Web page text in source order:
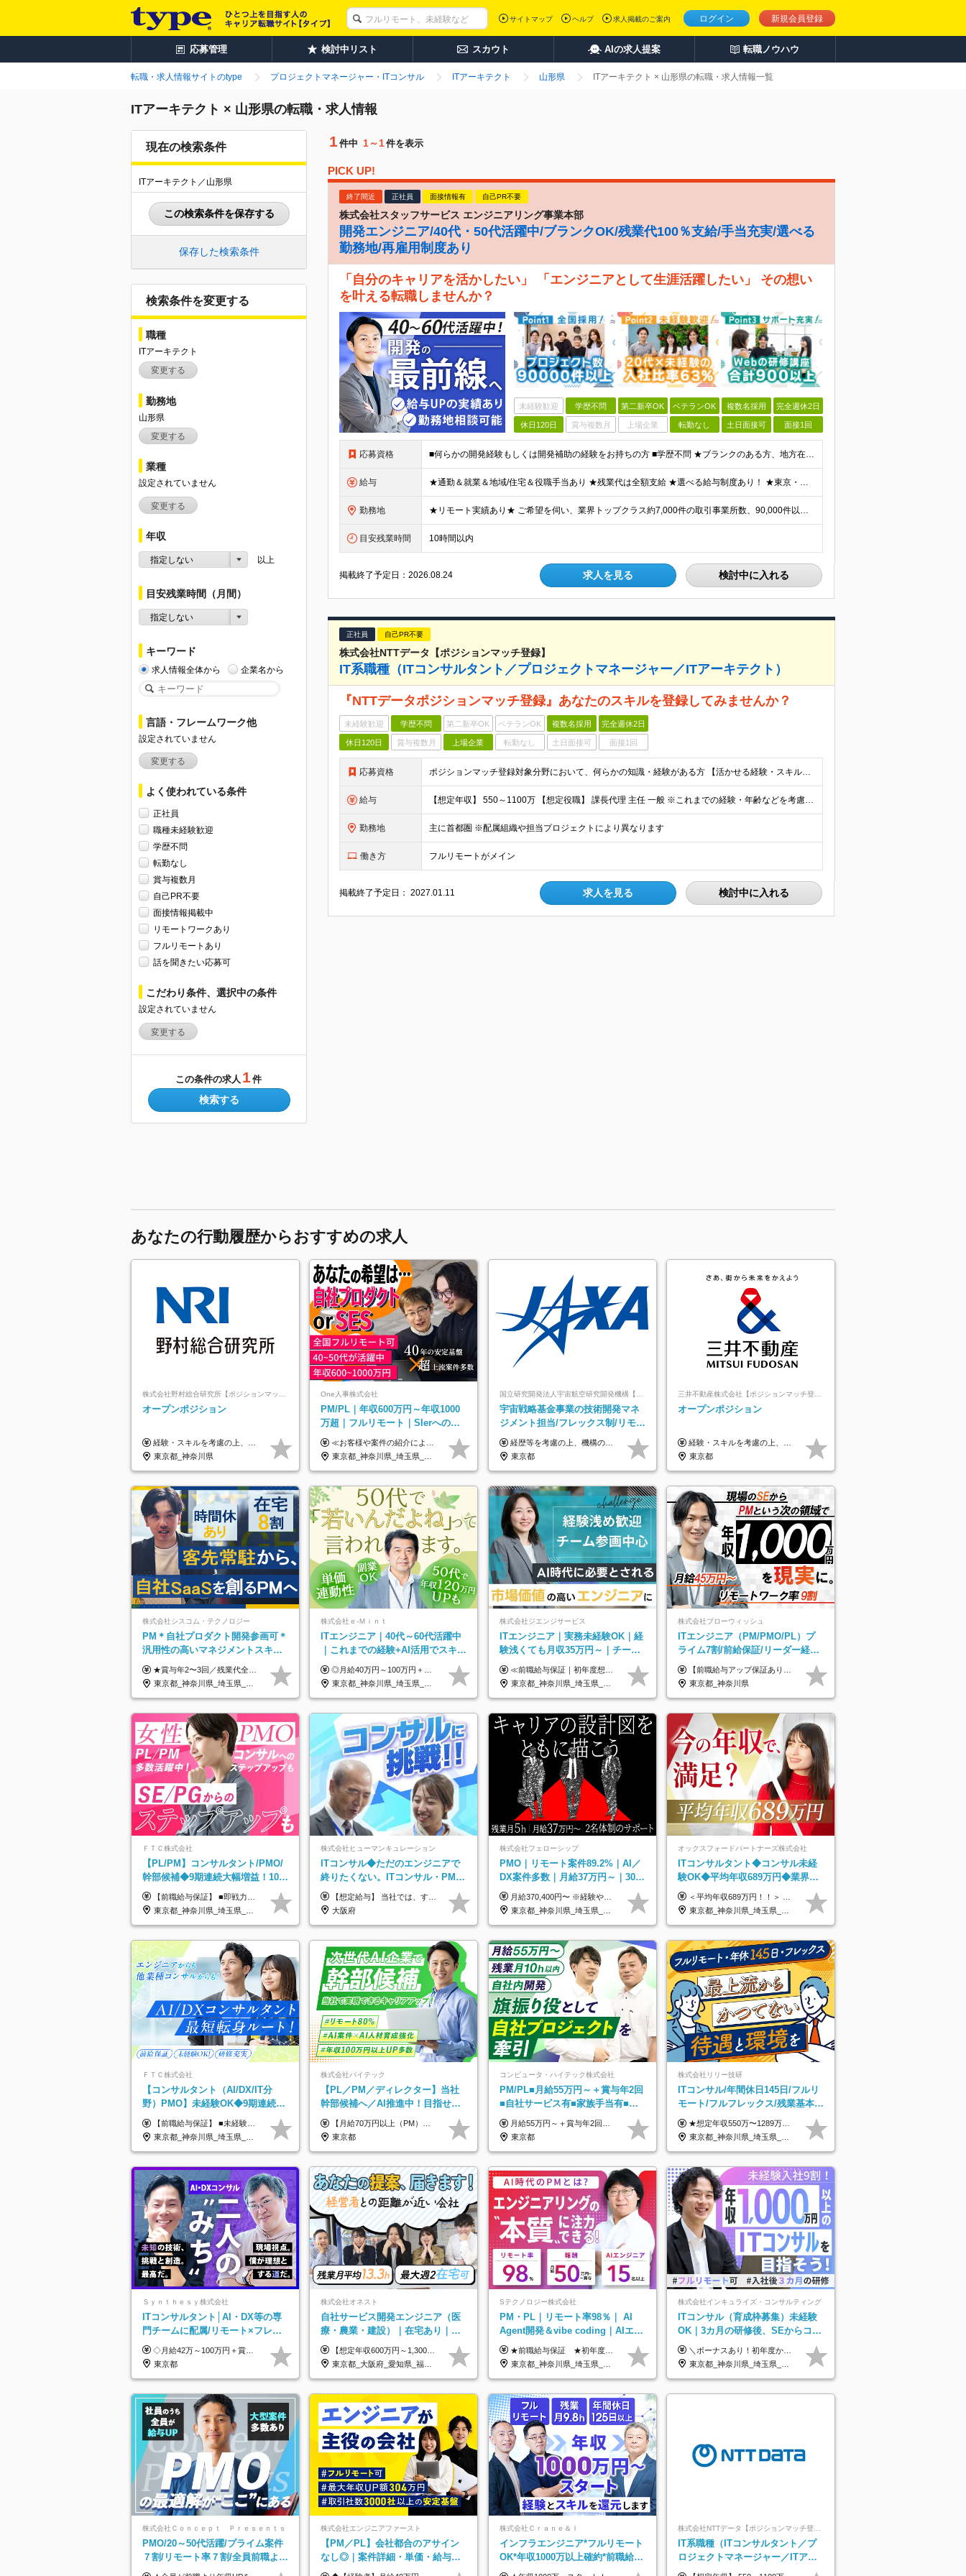
ログイン 新規会員登録
サイトマップ ヘルプ 求人掲載のご案内
応募管理 検討中リスト スカウト AIの求人提案 転職ノウハウ
転職・求人情報サイトのtype プロジェクトマネージャー・ITコンサル ITアーキテクト 山形県 ITアーキテクト × 山形県の転職・求人情報一覧
ITアーキテクト × 山形県の転職・求人情報
現在の検索条件
ITアーキテクト／山形県
この検索条件を保存する
保存した検索条件
検索条件を変更する
職種
ITアーキテクト
変更する
勤務地
山形県
変更する
業種
設定されていません
変更する
年収
指定しない 以上
目安残業時間（月間）
指定しない
キーワード
求人情報全体から 企業名から
言語・フレームワーク他
設定されていません
変更する
よく使われている条件
正社員
職種未経験歓迎
学歴不問
転勤なし
賞与複数月
自己PR不要
面接情報掲載中
リモートワークあり
フルリモートあり
話を聞きたい応募可
こだわり条件、選択中の条件
設定されていません
変更する
この条件の求人 1 件
検索する
1 件中 1～1件を表示
PICK UP!
終了間近 正社員 面接情報有 自己PR不要
株式会社スタッフサービス エンジニアリング事業本部
開発エンジニア/40代・50代活躍中/ブランクOK/残業代100％支給/手当充実/選べる
勤務地/再雇用制度あり
「自分のキャリアを活かしたい」 「エンジニアとして生涯活躍したい」 その想い
を叶える転職しませんか？
未経験歓迎 学歴不問 第二新卒OK ベテランOK 複数名採用 完全週休2日
休日120日 賞与複数月 上場企業 転勤なし 土日面接可 面接1回
応募資格 ■何らかの開発経験もしくは開発補助の経験をお持ちの方 ■学歴不問 ★ブランクのある方、地方在住の方も大歓迎です！
給与 ★通勤＆就業＆地域/住宅＆役職手当あり ★残業代は全額支給 ★選べる給与制度あり！ ★東京・神奈川・千葉・埼玉勤務の場合 月給23.5万円～55万円＋諸手当 （残業代は全額支給） (20,000円の
勤務地 ★リモート実績あり★ ご希望を伺い、業界トップクラス約7,000件の取引事業所数、90,000件以上のプロジェクトから検討をいたします。 全国の取引先での就業となります（沖縄を除く） ※勤務地
目安残業時間 10時間以内
掲載終了予定日：2026.08.24 求人を見る 検討中に入れる
正社員 自己PR不要
株式会社NTTデータ【ポジションマッチ登録】
IT系職種（ITコンサルタント／プロジェクトマネージャー／ITアーキテクト）
『NTTデータポジションマッチ登録』あなたのスキルを登録してみませんか？
未経験歓迎 学歴不問 第二新卒OK ベテランOK 複数名採用 完全週休2日
休日120日 賞与複数月 上場企業 転勤なし 土日面接可 面接1回
応募資格 ポジションマッチ登録対象分野において、何らかの知識・経験がある方 【活かせる経験・スキル】 下記いずれかの領域における何かしらの経験／スキル ・ITコンサルタント ・プロジェクトマネージャー ・I
給与 【想定年収】 550～1100万 【想定役職】 課長代理 主任 一般 ※これまでの経験・年齢などを考慮し、当社給与規則に基づき決定します。 ※残業手当 一般社員（定型勤務・フレックスタイム制）の
勤務地 主に首都圏 ※配属組織や担当プロジェクトにより異なります
働き方 フルリモートがメイン
掲載終了予定日：2027.01.11 求人を見る 検討中に入れる
あなたの行動履歴からおすすめの求人
株式会社野村総合研究所【ポジションマッチ登録】
オープンポジション
経験・スキルを考慮の上、決定します。
東京都_神奈川県
One人事株式会社
PM/PL｜年収600万円～年収1000
万超｜フルリモート｜SIerへの変
革期をリード＆自社サービス
≪お客様や案件の紹介によりインセンティブを支給！≫ 月給40万円以上＋賞与年2回＋インセンティブ ◎経験やスキルを考慮の上、優遇します ◎上記月給は固定残業代月45時間分(月額9万1040円以上)を含みます。超過した場合は全額追加支給します ◎試用期間3カ月あり(給与や福利厚生等は同じです) ＜年収例＞ 36歳／PL（元SE）／580万円 / 官公庁向けWebシステム開発 ※メンバーから2年でPLへ昇格 41歳／SL／616万円 / メーカー向けWebサイト開発 46歳／PL／742万円 / 金融情報連携システム開発 52歳 / PM / 952万円 / 信販システムの再構築 55歳 / PM / 910万円 / 製造業向け基盤構築開発
東京都_神奈川県_埼玉県_千葉県_大阪府_愛知県_北海道_青森県_岩手県_宮城県_秋田県_山形県_福島県_茨城県_栃木県_群馬県_新潟県_山梨県_長野県_富山県_石川県_福井県_静岡県_岐阜県_三重県_兵庫県_京都府_滋賀県_奈良県_和歌山県_広島県_岡山県_鳥取県_島根県_山口県_徳島県_香川県_愛媛県_高知県_福岡県_熊本県_佐賀県_長崎県_大分県_宮崎県_鹿児島県_沖縄県
国立研究開発法人宇宙航空研究開発機構【JAXA】
宇宙戦略基金事業の技術開発マネ
ジメント担当/フレックス制/リモー
ト活用/異業種出身者歓迎/国家プロ
ジェクト
経歴等を考慮の上、機構の規定により決定します。 ＜大学卒業後、正規社員として民間企業に3年勤務した場合＞ ・月給30万円以上 ・年収470万円以上 年収概算を試算する場合は以下をご確認ください。 https://www.jaxa.jp/about/employ/trial_j.html ■昇給年1回、賞与年2回 ■諸手当（住居手当、通勤手当他） ■退職金制度あり ※年収470万円～ ※超過勤務分は別途支給します。 ※6ヶ月の試用期間あり。その間の待遇・給与に差異はありません。
東京都
三井不動産株式会社【ポジションマッチ登録】
オープンポジション
経験・スキルを考慮の上、決定します。 ▼参考情報 ----------------------- ＜想定年収850万円～1,500万円（基礎給与・賞与2回含む）＞ 月給42万円～ ※時間外勤務手当・諸手当等別途 ※試用期間3ヶ月 ※残業手当有り
東京都
株式会社シスコム・テクノロジー
PM＊自社プロダクト開発参画可＊
汎用性の高いマネジメントスキル
＊年収1000万以上可
★賞与年2〜3回／残業代全額支給／子ども手当（月1万円）／誕生日手当（年1回1万円）★ ＜初年度の想定年収:600万円～800万円＞ 月給50万7000円～70万4000円＋賞与年2回＋決算賞与 ※経験・能力を考慮のうえ決定します。 ※専門性を高めながらチームを牽引する「プロジェクト推進力」を高く評価し、給与へダイレクトに反映します。 ※試用期間6ヶ月（待遇変動なし） 年収800万円以上も⽬指せます。 経験・スキル・前職給与を最大限に考慮し、 ご納得いただける条件を提示します。 【賞与】 年2〜3回支給（7月・12月＋業績により決算賞与） 当社では、目の前の案件による固定報酬だけが評価の全てではありません。 メンバー育成、現場でのポジション拡大、 ナレッジの共有、そして組織づくりへの参画など、 「会社への貢献度（ビジネスプロセス）」 を昇給・賞与へダイレクトに反映しています。 専門性を高める「技術」と、チームを前進させる「プロジェクト推進」。 この両輪を回すことで、確かなスキル成長と年収アップを同時に実現できる環境です。
東京都_神奈川県_埼玉県_千葉県
株式会社ｅ‐Ｍｉｎｔ
ITエンジニア｜40代～60代活躍中
｜これまでの経験+AI活用でスキル
アップを支援｜残業月10h｜副業
OK
◎月給40万円～100万円＋インセンティブ＋各種手当 ・年収120万〜300万円UPの実績も！ ・平均年収UP率は1.1～1.3倍 ・案件単価100%公開 × 単価連動の給与制度 ・能力等を考慮の上、決定いたします ※試用期間6ヵ月あり（待遇の変更はありません） ※固定残業代（月20～30時間・3万円～8万円）を含みます 《具体的には...》 ・案件単価65万円⇒年収約500万円 ・案件単価80万円⇒年収約600万円 ・案件単価120万円⇒年収約900万円 ＼ AIで生産性5倍になり給与UP ／ ◇案件単価100%公開 × 単価連動の給与制度 ◇年収120万〜300万UPの実績あり 「単価が上がれば、その分しっかり報われる」 そんなシンプルで納得できる評価制度です。 ⚫️年収300万円アップの実績も 参画する案件の単価を全て公開。 給与は単価に連動しているため納得感持って働くことが可能です。 過去には転職しただけで300万円以上アップした方もいます。 現場でAIを活用して成果を出して単価アップにつながったケースが多数！ ・AIツール利用料金全額負担 ・資格取得補助 ・月給保証制度 ・各種手当
東京都_神奈川県_埼玉県_千葉県_大阪府_愛知県_北海道_青森県_岩手県_宮城県_秋田県_山形県_福島県_茨城県_栃木県_群馬県_新潟県_山梨県_長野県_富山県_石川県_福井県_静岡県_岐阜県_三重県_兵庫県_京都府_滋賀県_奈良県_和歌山県_広島県_岡山県_鳥取県_島根県_山口県_徳島県_香川県_愛媛県_高知県_福岡県_熊本県_佐賀県_長崎県_大分県_宮崎県_鹿児島県_沖縄県
株式会社ジエンジサービス
ITエンジニア｜実務未経験OK｜経
験浅くても月収35万円～｜チーム
参画中心｜フルリモート可｜自社
サービスあり
≪前職給与保証｜初年度想定年収420万円～≫ 月給35万円以上＋決算賞与＋交通費 ※スキル・経験を考慮の上、優遇します ※上記月給には固定残業代月20時間分(4万5000円以上)を含みます。超過した場合は、その分追加支給します ※試用期間3～6ヵ月は固定残業代なし(雇用形態やその他待遇・福利厚生は同じです) ＝＝＝＝＝＝＝＝＝＝＝ ▼実力と成長にこだわった評価制度▼ 年2回の評価で昇給・昇格が決まります。 評価は、就業先のお客様からの評価をベースに、目標達成状況やプロジェクトでの役割・貢献度などを総合的に判断して決定します。 日々の働きぶりを実際に見ているお客様の声を反映することで、より公平で納得感のある評価を実現しています。 また、評価後は面談を通じてフィードバックを行い、今後の成長やキャリアについて一緒に考えていきます。 ▼成長につながる目標設定▼ 半期ごとに、具体的な行動ベースの目標を設定し、その達成度や取り組みのプロセスを評価に反映します。 目標は、お客様からのフィードバックや現場での課題をもとに設定するため、「今何を伸ばすべきか」が明確になります。 また、上司との面談を通じて振り返りと次の目標設定を行い、継続的なスキルアップと市場価値の向上を支援しています。
東京都_神奈川県_埼玉県_千葉県_大阪府_愛知県_北海道_青森県_岩手県_宮城県_秋田県_山形県_福島県_茨城県_栃木県_群馬県_新潟県_山梨県_長野県_富山県_石川県_福井県_静岡県_岐阜県_三重県_兵庫県_京都府_滋賀県_奈良県_和歌山県_広島県_岡山県_鳥取県_島根県_山口県_徳島県_香川県_愛媛県_高知県_福岡県_熊本県_佐賀県_長崎県_大分県_宮崎県_鹿児島県_沖縄県
株式会社ブローウィッシュ
ITエンジニア（PM/PMO/PL）プ
ライム7割/前給保証/リーダー経験
不問/30、40代活躍中/リモート9割
【前職給与アップ保証あり！ゆくゆくは年収800万以上も可能】 月給45万円～＋インセンティブ ※経験や適性を考慮の上、相談し決定します ※上記には固定残業代（20時間分/4万円～）が含まれます ※20時間を超過した場合は別途全額支給します ※試用期間（3ヶ月間）あり。給与・待遇に差異はございません それはより高度な案件にアサイン＆ 還元率が平均より高めのため、 これまでの給与から大幅にアップする人もいます。
東京都_神奈川県
ＦＴＣ株式会社
【PL/PM】コンサルタント/PMO/
幹部候補◆9期連続大幅増益！10期
目の成長＋安定性【前給保証】
【前職給与保証】 ■即戦力（経験目安5年以上）： 月給45万円～80万円 ■経験者（経験目安3年以上）： 月給40万円～60万円 ■ローキャリア（経験目安1年程度）： 月給35万円～40万円 ■未経験者： 月給30万円～35万円 ※上記金額には固定残業代30時間分 【未経験者5万5000円～7万3000円、 ローキャリア6万4000円～7万3000円、 経験者5万8000円～10万9000円、 即戦力8万2000円～14万5000円】を含みます。 ※30時間を超える場合は追加で全額支給します。 ※経験・能力・前職給与などを総合的に評価したうえでご納得いただけるよう個別決定。 未経験者の場合、前職給与とポテンシャルを査定のうえ決定いたします。 ※日本国内でのIT業界経験、または同等の実務経験と能力に応じて決定します。 ※前職給与は日本円かつ、日本国内での実績に基づき評価します。 【納得の評価システム】 ★クォーター毎に査定する評価制度導入！ 明確な評価基準で翌年度年収を上げましょう！ ★評価対象期間に在籍中のほとんどの社員が昇給し 年収アップを実現しています！ ★様々なインセンティブ制度を用意し多角的に正当評価しています！ ※試用期間6カ月（期間中の待遇等に差異なし）
東京都_神奈川県_埼玉県_千葉県
株式会社ヒューマンキュレーション
ITコンサル◆ただのエンジニアで
終りたくない。ITコンサル・PMに
挑戦出来る！成長中の次世代IT企
業
【想定給与】 当社では、すべてのプロジェクトで受注単価を完全開示。 給与はその単価に連動し、還元率は80％以上を保証しています。 経験・スキル・貢献度に応じて報酬を正当に評価し、前職年収の保証も行っています。 ■正社員 月給35万円以上＋賞与年2回（みなし残業20h分含む） ◇試用期間は3ヶ月（期間中の待遇に変更なし） ◇みなし残業は案件先によって異なります。詳細は面談にてご説明致します。 ※経験・スキルを考慮し優遇 年収例： ・29歳女性／年収700万円（開発→上流転向） ・38歳男性／年収1,100万円（PMO・マネジメント） ・47歳男性／年収1,300万円（ITコンサル・高裁量案件）
大阪府
株式会社フェローシップ
PMO｜リモート案件89.2%｜AI／
DX案件多数｜月給37万円～｜300
万円の年収UP事例有｜PMO経験
不問
月給370,400円〜 ※経験やスキルを考慮し、決定いたします ※上記金額には固定残業代（30時間分/70,400円～）を含みます。超過分は別途全額支給いたします ※試用期間6カ月あり（期間中の給与・待遇に差異はありません） ★想定年収4,444,800円～ ★50万円～300万円の年収UP事例があります！
東京都_神奈川県_埼玉県_千葉県
オックスフォードパートナーズ株式会社
ITコンサルタント◆コンサル未経
験OK◆平均年収689万円◆業界屈
指の営業力でサポート◆フルリモ
ート可
＜平均年収689万円！！＞ ☆前給保証以上☆案件待機期間も給与保証あり☆ 月給40万円～150万円（固定残業代含む） ※経験や能力を考慮し決定します ※試用期間6ヶ月あり。条件や待遇に差異はありません ※上記には固定残業代（30時間分／7万6000円～）が含まれています。 ※超過分は時間外手当を別途支給。 【実際の給与例】 野原さん（35歳）※前職年収480万円 （Java／C#エンジニア ⇒ 業務系システム開発 ⇒ 要件定義・業務分析 ⇒ ITコンサル案件へ参画） ▼620万円（入社初年度） ・Web系業務システム開発（Java、C#） ・ 顧客折衝や開発チームとの調整 ・ 既存システムの改修・機能追加案件に従事 ▼780万円（入社2年目） ・ 金融機関向け業務系システムの要件定義・設計補助 ・ 開発チームと連携した業務分析・課題整理 ・小規模PMO支援案件への参画 ▼1,090万円（入社3年目） ・ 大手企業向けIT戦略・業務改革プロジェクトに参画 ・コンサルタントとして要件定義・業務改善提案・ベンダー調整を担当 ・ PMO／部分的PM業務も兼務し、上流工程での裁量を拡大
東京都_神奈川県_埼玉県_千葉県_大阪府_愛知県_北海道_青森県_岩手県_宮城県_秋田県_山形県_福島県_茨城県_栃木県_群馬県_新潟県_山梨県_長野県_富山県_石川県_福井県_静岡県_岐阜県_三重県_兵庫県_京都府_滋賀県_奈良県_和歌山県_広島県_岡山県_鳥取県_島根県_山口県_徳島県_香川県_愛媛県_高知県_福岡県_熊本県_佐賀県_長崎県_大分県_宮崎県_鹿児島県_沖縄県
ＦＴＣ株式会社
【コンサルタント（AI/DX/IT分
野）PMO】未経験OK◆9期連続大
幅増益！AI企業へ進化中◆ポジシ
ョン多数
【前職給与保証】 ■未経験者： 月給30万円～35万円 ■ローキャリア（経験目安1年程度）： 月給35万円～40万円 ■経験者（経験目安3年以上）： 月給40万円～60万円 ■即戦力（経験目安5年以上）： 月給45万円～80万円 ※上記金額には固定残業代30時間分 【未経験者5万5000円～7万3000円、 ローキャリア6万4000円～7万3000円、 経験者5万8000円～10万9000円、 即戦力8万2000円～14万5000円】を含みます。 ※30時間を超える場合は追加で全額支給します。 ※経験・能力・前職給与などを総合的に評価したうえでご納得いただけるよう個別決定。 未経験者の場合、前職給与とポテンシャルを査定のうえ決定いたします。 ※日本国内でのIT業界経験、または同等の実務経験と能力に応じて決定します。 ※前職給与は日本円かつ、日本国内での実績に基づき評価します。 【納得の評価システム】 ★クォーター毎に査定する評価制度導入！ 明確な評価基準で翌年度年収を上げましょう！ ★評価対象期間に在籍中のほとんどの社員が昇給し 年収アップを実現しています！ ★様々なインセンティブ制度を用意し多角的に正当評価しています！ ※試用期間6カ月（期間中の待遇等に差異なし）
東京都_神奈川県_埼玉県_千葉県
株式会社バイテック
【PL／PM／ディレクター】当社
幹部候補へ／AI推進中！目指せる
AI人材／年収800万円以上可／リモ
ート80％
【月給70万円以上（PM）／想定年収840万円以上】 ★詳しくは下記をご参照ください！ ■SE/PL/テスト計画以降などの上流フェーズ 月給53万円以上 ※想定年収636万円以上 ■PM/ディレクター（管理職・幹部候補） 月給70万円以上 ※想定年収840万円以上 ※単価の変動により給与も随時更新（完全単価連動型） ※育成枠については個人の経験・能力を考慮し決定 ※超過勤務については別途残業手当を支給 【固定残業代について】 なし（残業代は、実際の労働時間に応じて別途全額支給）
東京都
コンピュータ・ハイテック株式会社
PM/PL■月給55万円～＋賞与年2回
■自社サービス有■家族手当有■残
業月10h
月給55万円～＋賞与年2回＋決算賞与＋残業代全額支給＋各手当 ※月給の金額は経験やスキルを考慮して、決定します ※残業代は別途全額支給します ※試用期間6ヶ月（期間中の給与・待遇に差異はありません） ★7期連続決算賞与支給中！
東京都
株式会社リリー技研
ITコンサル/年間休日145日/フルリ
モート/フルフレックス/残業基本な
し/全国からの応募OK/特別休暇あ
り
★想定年収550万〜1289万円 ■契約社員 月給45.8万〜71.6万円 ★想定年収688万〜1611万円 ■正社員 月給57.3万〜89.5万円 ※給与は経験・スキルを考慮の上、決定します。 ※試用期間3ヶ月（その間の給与・待遇に差異はありません）期間は短縮の可能性あり ※残業代は別途全額支給します 【★評価について★】 弊社では、1〜7の7段階からなる等級制を導入しています。 【★昇給の仕組み★】 等級が1段階上がるごとに、基本給の25％に相当する額が昇給されます。 評価は年2回実施されるため、年に2回の昇給チャンスがあります。 頑張りが正当に評価される、透明性の高い制度です。
東京都_神奈川県_埼玉県_千葉県_大阪府_愛知県_北海道_青森県_岩手県_宮城県_秋田県_山形県_福島県_茨城県_栃木県_群馬県_新潟県_山梨県_長野県_富山県_石川県_福井県_静岡県_岐阜県_三重県_兵庫県_京都府_滋賀県_奈良県_和歌山県_広島県_岡山県_鳥取県_島根県_山口県_徳島県_香川県_愛媛県_高知県_福岡県_熊本県_佐賀県_長崎県_大分県_宮崎県_鹿児島県_沖縄県
Ｓｙｎｔｈｅｓｙ株式会社
ITコンサルタント│AI・DX等の専
門チームに配属/リモート×フレッ
クス/Big4と同水準の給与・待遇
◇月給42万～100万円＋賞与年2回 └年収900～1600万円可能 ★☆年収例☆★ ◎37歳・元開発エンジニア └年収900万（2年後に年収150万UP実績） ◎40歳・元SierのPM └年収1400万（2年後に年収300万UP実績） ◎43歳・元コンサルタント └年収1600万（2年後に年収200万UP実績） ※経験・スキルを考慮し決定します ※試用期間3～6カ月あり（その間の待遇に差異はありません） 【固定残業代について】 なし（残業代は、実際の労働時間に応じて別途全額支給）
東京都
株式会社オネスト
自社サービス開発エンジニア（医
療・農業・建設）｜在宅あり｜残
業月平均13.3h｜年収1000万可｜
賞与年2回
【想定年収600万円～1,300万円】 ★賞与年2回＋勤務地手当＋残業手当（年平均残業時間にて算出）を含む ※基本給＋勤務地手当＋役職手当 ※勤務地手当：結婚の有無に関係なく、物価などの違いを考慮して全社員に支給されます 月給40万円～89万円 ＜各種手当＞ ■勤務地手当（東京2万円／月、大阪1万円／月、名古屋5000円／月） ■通勤手当（月額5万円まで） ■扶養手当（6,000円／扶養親族一人） ■役職手当（8,000円～15万円） ※残業代は1分単位で全額支給します ※経験やスキルを考慮し、当社規定により給与を決定します ※執行役員は年俸制となる場合があります
東京都_大阪府_愛知県_福岡県
Sテクノロジー株式会社
PM・PL｜リモート率98％｜ AI
Agent開発＆vibe coding｜AIエン
ジニアチームをリード
★前職給与保証 ★初年度年収700～800万円も可能 月給50万円～90万円＋賞与年2回＋各種手当 ◎スキルや経験などを考慮。前職から給与アップをお約束します！ ◎上記月給には固定残業代30時間分(95000円～)を含みます。超過した場合は追加支給します ◎試用期間は6ヵ月あり。その間の給与・待遇に差異はありません
東京都_神奈川県_埼玉県_千葉県_大阪府_愛知県_北海道_青森県_岩手県_宮城県_秋田県_山形県_福島県_茨城県_栃木県_群馬県_新潟県_山梨県_長野県_富山県_石川県_福井県_静岡県_岐阜県_三重県_兵庫県_京都府_滋賀県_奈良県_和歌山県_広島県_岡山県_鳥取県_島根県_山口県_徳島県_香川県_愛媛県_高知県_福岡県_熊本県_佐賀県_長崎県_大分県_宮崎県_鹿児島県_沖縄県
株式会社インキュライズ・コンサルティング
ITコンサル（育成枠募集）未経験
OK｜3カ月の研修後、SEからコン
サルへステップアップ｜リモート8
割以上
＼ボーナスあり！初年度から年収300万円以上／ ■月給24万2,200円～35万円＋賞与＋各種手当 ※経験・年齢・能力等を考慮し決定いたします。 ※試用期間中（3カ月）は契約社員で、月給21万円＋諸手当になります。 （試用期間中は残業が発生しません。その他の待遇に変更はありません。） ＼自分の市場価値が上がる／ 定量評価×定性評価の明確な基準での評価制度を設けており、自分の目標達成度合いや仕事に対しての姿勢が給与にも反映されるようになっています。そのため、平均昇給額は40万円以上！100万円以上昇給する人もいます！ 【固定残業代について】 固定残業30時間分（46,000円～69,375円）を含む ※超過分は別途全額支給
東京都_神奈川県_埼玉県_千葉県_大阪府_愛知県_北海道_青森県_岩手県_宮城県_秋田県_山形県_福島県_茨城県_栃木県_群馬県_新潟県_山梨県_長野県_富山県_石川県_福井県_静岡県_岐阜県_三重県_兵庫県_京都府_滋賀県_奈良県_和歌山県_広島県_岡山県_鳥取県_島根県_山口県_徳島県_香川県_愛媛県_高知県_福岡県_熊本県_佐賀県_長崎県_大分県_宮崎県_鹿児島県_沖縄県
株式会社Ｃｏｎｃｅｐｔ Ｐｒｅｓｅｎｔｓ
PMO/20～50代活躍/プライム案件
７割/リモート率７割/全員前職より
年収UP/有給取得率100%
株式会社エンジニアファースト
【PM／PL】会社都合のアサイン
なし◎｜案件詳細・単価・給与テ
ーブル全公開！働き方も年収も自
株式会社Ｃｒａｎｅ＆Ｉ
インフラエンジニア*フルリモート
OK*年収1000万以上確約*前職給与
保障*残業月9.8h*40代50代活躍
株式会社NTTデータ【ポジションマッチ登録】
IT系職種（ITコンサルタント／プ
ロジェクトマネージャー／ITアー
キテクト）